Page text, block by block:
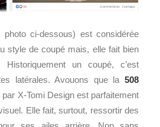
ci-dessous) est considérée
style de coupé mais, elle fait bien
un coupé, c’est
latérales. Avouons que la 508
X-Tomi Design est parfaitement
Elle fait, surtout, ressortir des